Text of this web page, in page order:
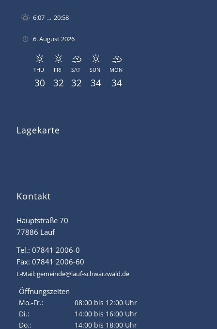
6:07 → 20:58
6. August 2026
THU
30
FRI
32
SAT
32
SUN
34
MON
34
Lagekarte
Kontakt
Hauptstraße 70
77886 Lauf
Tel.: 07841 2006-0
Fax: 07841 2006-60
E-Mail:gemeinde@lauf-schwarzwald.de
Öffnungszeiten
Mo.-Fr.:
08:00 bis 12:00 Uhr
Di.:
14:00 bis 16:00 Uhr
Do.:
14:00 bis 18:00 Uhr